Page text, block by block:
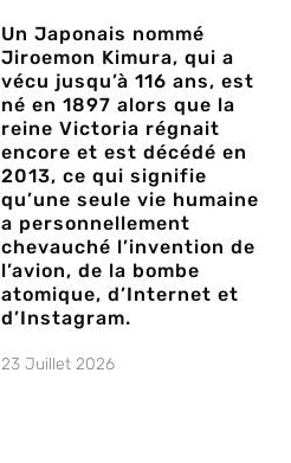
Un Japonais nommé
Jiroemon Kimura, qui a
vécu jusqu’à 116 ans, est
né en 1897 alors que la
reine Victoria régnait
encore et est décédé en
2013, ce qui signifie
qu’une seule vie humaine
a personnellement
chevauché l’invention de
l’avion, de la bombe
atomique, d’Internet et
d’Instagram.
23 Juillet 2026